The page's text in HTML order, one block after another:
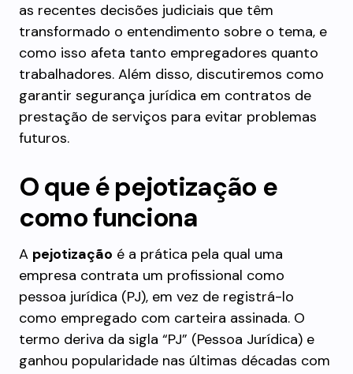
as recentes decisões judiciais que têm
transformado o entendimento sobre o tema, e
como isso afeta tanto empregadores quanto
trabalhadores. Além disso, discutiremos como
garantir segurança jurídica em contratos de
prestação de serviços para evitar problemas
futuros.
O que é pejotização e
como funciona
A pejotização é a prática pela qual uma
empresa contrata um profissional como
pessoa jurídica (PJ), em vez de registrá-lo
como empregado com carteira assinada. O
termo deriva da sigla “PJ” (Pessoa Jurídica) e
ganhou popularidade nas últimas décadas com